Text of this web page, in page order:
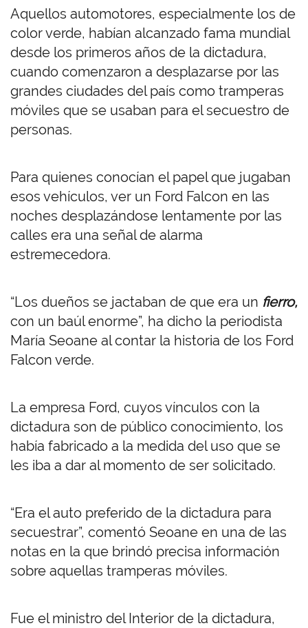
Aquellos automotores, especialmente los de
color verde, habían alcanzado fama mundial
desde los primeros años de la dictadura,
cuando comenzaron a desplazarse por las
grandes ciudades del país como tramperas
móviles que se usaban para el secuestro de
personas.
Para quienes conocían el papel que jugaban
esos vehículos, ver un Ford Falcon en las
noches desplazándose lentamente por las
calles era una señal de alarma
estremecedora.
“Los dueños se jactaban de que era un fierro,
con un baúl enorme”, ha dicho la periodista
María Seoane al contar la historia de los Ford
Falcon verde.
La empresa Ford, cuyos vínculos con la
dictadura son de público conocimiento, los
había fabricado a la medida del uso que se
les iba a dar al momento de ser solicitado.
“Era el auto preferido de la dictadura para
secuestrar”, comentó Seoane en una de las
notas en la que brindó precisa información
sobre aquellas tramperas móviles.
Fue el ministro del Interior de la dictadura,